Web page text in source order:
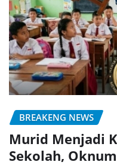
BREAKENG NEWS
Murid Menjadi
Sekolah,